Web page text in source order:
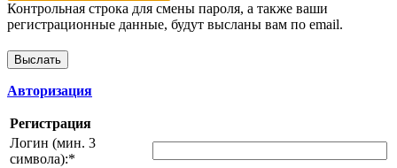
Контрольная строка для смены пароля, а также ваши
регистрационные данные, будут высланы вам по email.
Авторизация
Регистрация
Логин (мин. 3
символа):*